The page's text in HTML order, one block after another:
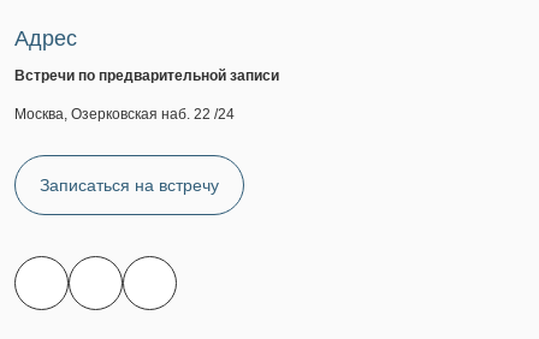
Адрес
Встречи по предварительной записи
Москва, Озерковская наб. 22 /24
Записаться на встречу